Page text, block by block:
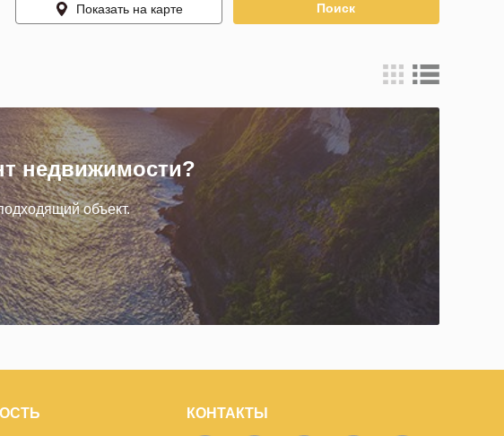
Показать на карте Поиск
недвижимости?
объект.
КОНТАКТЫ